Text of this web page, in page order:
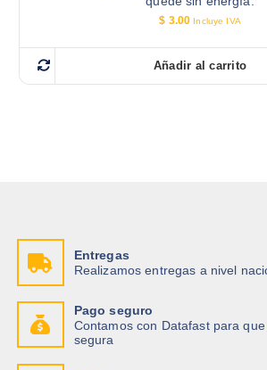
$ 3.00 Incluye IVA
Añadir al carrito
Entregas
Realizamos entregas a nivel
Pago seguro
Contamos con Datafast para
segura